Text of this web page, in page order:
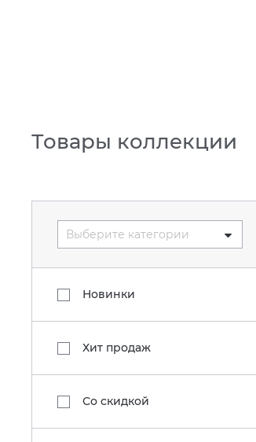
Товары коллекции
Выберите категории
Новинки
Хит продаж
Со скидкой